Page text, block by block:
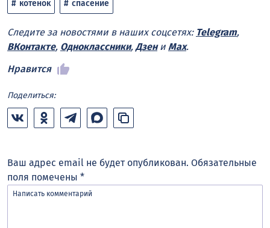
котенок спасение
Следите за новостями в наших соцсетях: Telegram,
ВКонтакте, Одноклассники, Дзени Max.
Нравится
Поделиться:
Ваш адрес email не будет опубликован. Обязательные
поля помечены *